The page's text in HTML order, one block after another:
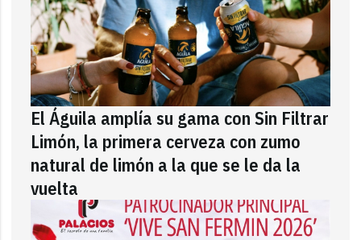
El Águila amplía su gama con Sin Filtrar
Limón, la primera cerveza con zumo
natural de limón a la que se le da la
vuelta